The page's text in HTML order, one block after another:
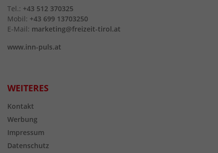
Tel.: +43 512 370325
Mobil: +43 699 13703250
E-Mail: marketing@freizeit-tirol.at
www.inn-puls.at
WEITERES
Kontakt
Werbung
Impressum
Datenschutz